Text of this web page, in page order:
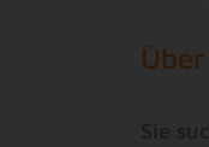
Sie